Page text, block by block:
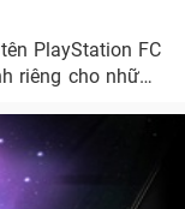
PlayStation FC
riêng cho những